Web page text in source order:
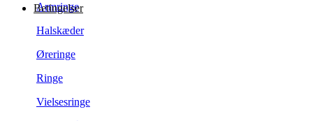
Armringe
Halskæder
Øreringe
Ringe
Vielsesringe
Betingelser